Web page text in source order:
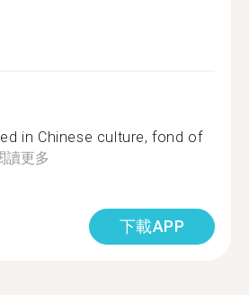
in Chinese culture, fond of
讀更多
下載APP